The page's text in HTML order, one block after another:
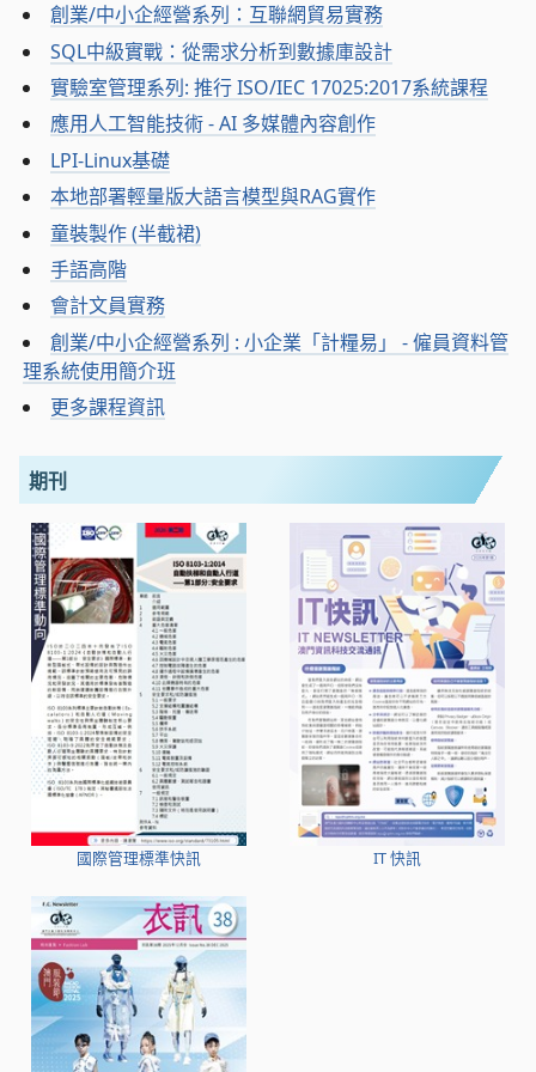
創業/中小企經營系列：互聯網貿易實務
SQL中級實戰：從需求分析到數據庫設計
實驗室管理系列: 推行 ISO/IEC 17025:2017系統課程
應用人工智能技術 - AI 多媒體內容創作
LPI-Linux基礎
本地部署輕量版大語言模型與RAG實作
童裝製作 (半截裙)
手語高階
會計文員實務
創業/中小企經營系列 : 小企業「計糧易」 - 僱員資料管
理系統使用簡介班
更多課程資訊
期刊
國際管理標準快訊 IT 快訊